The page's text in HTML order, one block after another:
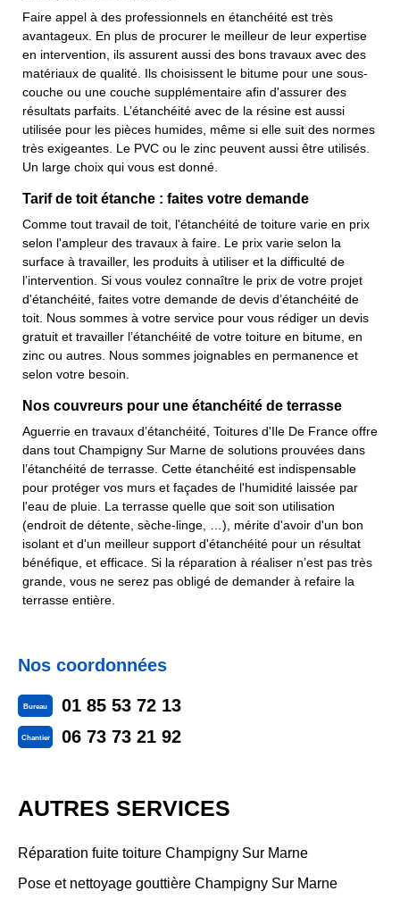
Faire appel à des professionnels en étanchéité est très
avantageux. En plus de procurer le meilleur de leur expertise
en intervention, ils assurent aussi des bons travaux avec des
matériaux de qualité. Ils choisissent le bitume pour une sous-
couche ou une couche supplémentaire afin d'assurer des
résultats parfaits. L’étanchéité avec de la résine est aussi
utilisée pour les pièces humides, même si elle suit des normes
très exigeantes. Le PVC ou le zinc peuvent aussi être utilisés.
Un large choix qui vous est donné.
Tarif de toit étanche : faites votre demande
Comme tout travail de toit, l'étanchéité de toiture varie en prix
selon l'ampleur des travaux à faire. Le prix varie selon la
surface à travailler, les produits à utiliser et la difficulté de
l’intervention. Si vous voulez connaître le prix de votre projet
d'étanchéité, faites votre demande de devis d’étanchéité de
toit. Nous sommes à votre service pour vous rédiger un devis
gratuit et travailler l’étanchéité de votre toiture en bitume, en
zinc ou autres. Nous sommes joignables en permanence et
selon votre besoin.
Nos couvreurs pour une étanchéité de terrasse
Aguerrie en travaux d’étanchéité, Toitures d'Ile De France offre
dans tout Champigny Sur Marne de solutions prouvées dans
l’étanchéité de terrasse. Cette étanchéité est indispensable
pour protéger vos murs et façades de l'humidité laissée par
l'eau de pluie. La terrasse quelle que soit son utilisation
(endroit de détente, sèche-linge, …), mérite d'avoir d'un bon
isolant et d'un meilleur support d'étanchéité pour un résultat
bénéfique, et efficace. Si la réparation à réaliser n’est pas très
grande, vous ne serez pas obligé de demander à refaire la
terrasse entière.
Nos coordonnées
Bureau 01 85 53 72 13
Chantier 06 73 73 21 92
AUTRES SERVICES
Réparation fuite toiture Champigny Sur Marne
Pose et nettoyage gouttière Champigny Sur Marne